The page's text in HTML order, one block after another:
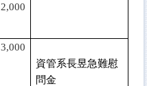
2,000
3,000
資管系長昱急難慰
問金